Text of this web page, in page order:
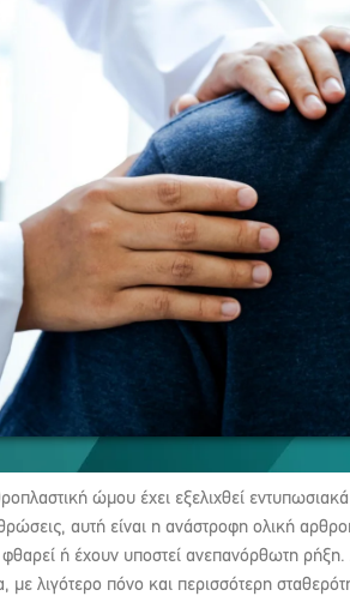
ώμου έχει εξελιχθεί
αυτή είναι η ανάστροφη ολική
ή έχουν υποστεί ανεπανόρθωτη
με λιγότερο πόνο και περισσότερη